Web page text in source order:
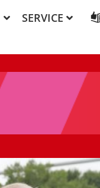
SERVICE